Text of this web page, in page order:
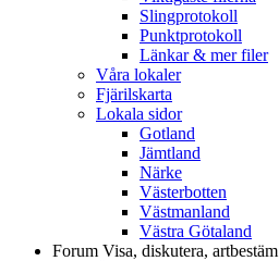
Slingprotokoll
Punktprotokoll
Länkar & mer filer
Våra lokaler
Fjärilskarta
Lokala sidor
Gotland
Jämtland
Närke
Västerbotten
Västmanland
Västra Götaland
Forum Visa, diskutera, artbestäm